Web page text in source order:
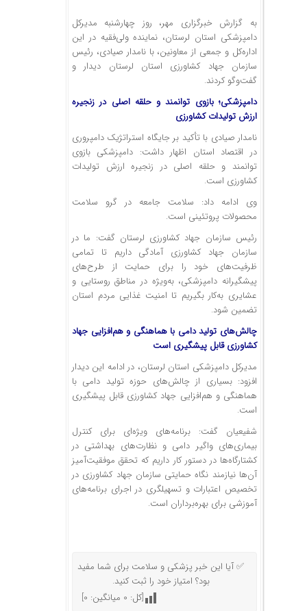
به گزارش خبرگزاری مهر، روز چهارشنبه مدیرکل
دامپزشکی استان لرستان، نماینده ولی‌فقیه در این
اداره‌کل و جمعی از معاونین، با نامدار صیادی، رئیس
سازمان جهاد کشاورزی استان لرستان دیدار و
گفت‌وگو کردند.
دامپزشکی؛ بازوی توانمند و حلقه اصلی در زنجیره
ارزش تولیدات کشاورزی
نامدار صیادی با تأکید بر جایگاه استراتژیک دامپروری
در اقتصاد استان اظهار داشت: دامپزشکی بازوی
توانمند و حلقه اصلی در زنجیره ارزش تولیدات
کشاورزی است.
وی ادامه داد: سلامت جامعه در گرو سلامت
محصولات پروتئینی است.
رئیس سازمان جهاد کشاورزی لرستان گفت: ما در
سازمان جهاد کشاورزی آمادگی داریم تا تمامی
ظرفیت‌های خود را برای حمایت از طرح‌های
پیشگیرانه دامپزشکی، به‌ویژه در مناطق روستایی و
عشایری به‌کار بگیریم تا امنیت غذایی مردم استان
تضمین شود.
چالش‌های تولید دامی با هماهنگی و هم‌افزایی جهاد
کشاورزی قابل پیشگیری است
مدیرکل دامپزشکی استان لرستان، در ادامه این دیدار
افزود: بسیاری از چالش‌های حوزه تولید دامی با
هماهنگی و هم‌افزایی جهاد کشاورزی قابل پیشگیری
است.
شفیعیان گفت: برنامه‌های ویژه‌ای برای کنترل
بیماری‌های واگیر دامی و نظارت‌های بهداشتی در
کشتارگاه‌ها در دستور کار داریم که تحقق موفقیت‌آمیز
آن‌ها نیازمند نگاه حمایتی سازمان جهاد کشاورزی در
تخصیص اعتبارات و تسهیلگری در اجرای برنامه‌های
آموزشی برای بهره‌برداران است.
✅ آیا این خبر پزشکی و سلامت برای شما مفید
بود؟ امتیاز خود را ثبت کنید.
[کل: 0 میانگین: 0
]